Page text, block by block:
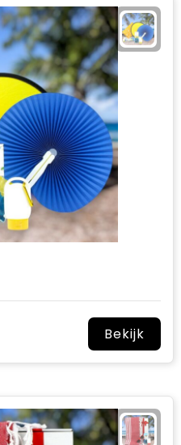
Bekijk